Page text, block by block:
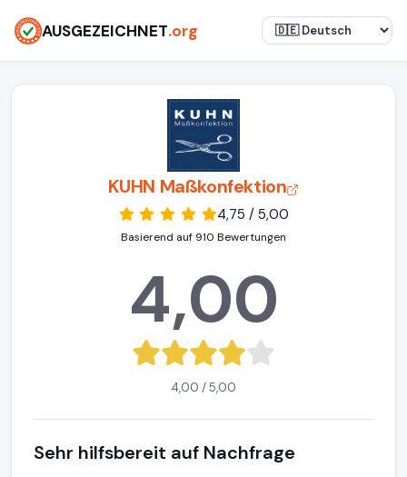
AUSGEZEICHNET.org
KUHN Maßkonfektion
4,75 / 5,00
Basierend auf 910 Bewertungen
4,00
4,00 / 5,00
Sehr hilfsbereit auf Nachfrage